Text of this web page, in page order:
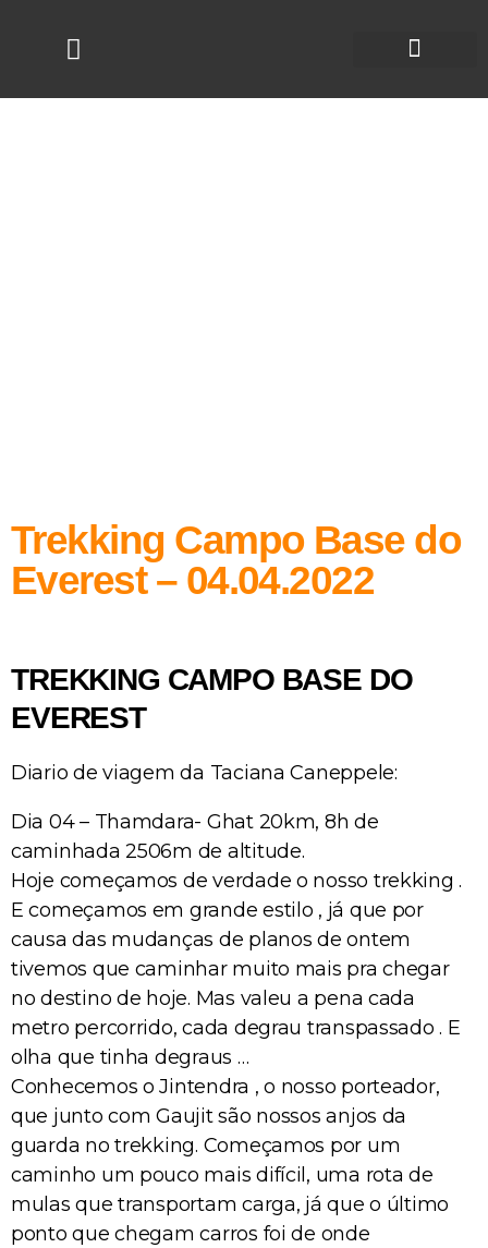
Trekking Campo Base do
Everest – 04.04.2022
TREKKING CAMPO BASE DO
EVEREST
Diario de viagem da Taciana Caneppele:
Dia 04 – Thamdara- Ghat 20km, 8h de
caminhada 2506m de altitude.
Hoje começamos de verdade o nosso trekking .
E começamos em grande estilo , já que por
causa das mudanças de planos de ontem
tivemos que caminhar muito mais pra chegar
no destino de hoje. Mas valeu a pena cada
metro percorrido, cada degrau transpassado . E
olha que tinha degraus …
Conhecemos o Jintendra , o nosso porteador,
que junto com Gaujit são nossos anjos da
guarda no trekking. Começamos por um
caminho um pouco mais difícil, uma rota de
mulas que transportam carga, já que o último
ponto que chegam carros foi de onde